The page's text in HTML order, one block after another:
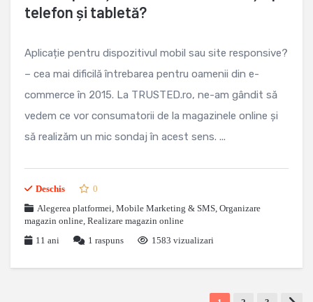
telefon și tabletă?
Aplicație pentru dispozitivul mobil sau site responsive?
– cea mai dificilă întrebarea pentru oamenii din e-
commerce în 2015. La TRUSTED.ro, ne-am gândit să
vedem ce vor consumatorii de la magazinele online și
să realizăm un mic sondaj în acest sens. ...
Deschis
0
Alegerea platformei, Mobile Marketing & SMS, Organizare
magazin online, Realizare magazin online
11 ani
1 raspuns 1583 vizualizari